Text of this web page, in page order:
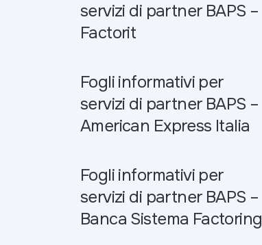
servizi di partner BAPS –
Factorit
Fogli informativi per
servizi di partner BAPS –
American Express Italia
Fogli informativi per
servizi di partner BAPS –
Banca Sistema Factoring